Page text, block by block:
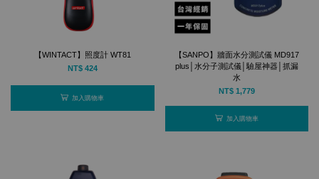
【WINTACT】照度計 WT81
NT$ 424
加入購物車
【SANPO】牆面水分測試儀 MD917
plus│水分子測試儀│驗屋神器│抓漏
水
NT$ 1,779
加入購物車